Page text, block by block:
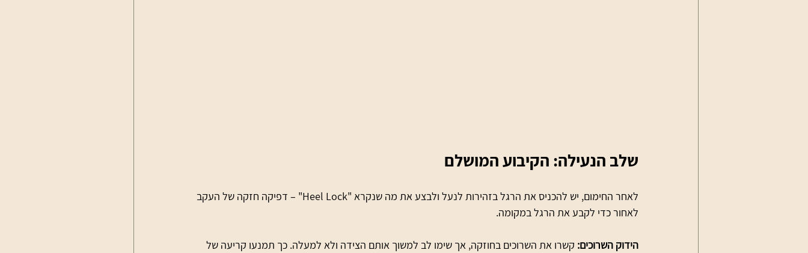
שלב הנעילה: הקיבוע המושלם
לאחר החימום, יש להכניס את הרגל בזהירות לנעל ולבצע את מה שנקרא "Heel Lock" – דפיקה חזקה של העקב
לאחור כדי לקבע את הרגל במקומה.
הידוק השרוכים: קשרו את השרוכים בחוזקה, אך שימו לב למשוך אותם הצידה ולא למעלה. כך תמנעו קריעה של